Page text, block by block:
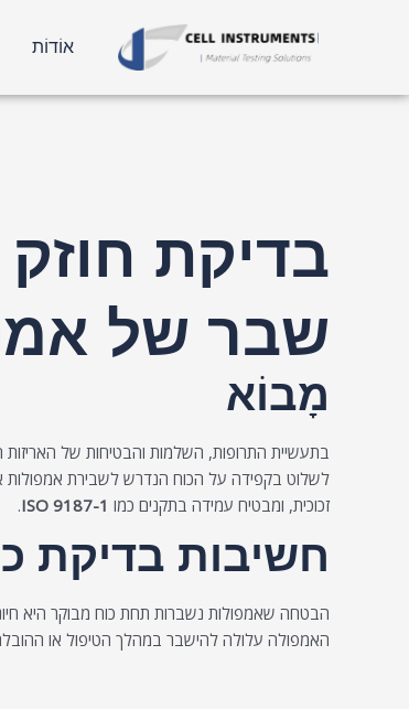
אוֹדוֹת
שבר של
מָבוֹא
בתעשיית התרופות, השלמות והבטיחות של האריזות
לשלוט בקפידה על הכוח הנדרש לשבירת אמפולות
זכוכית, ומבטיח עמידה בתקנים כמו ISO 9187-1
.
חשיבות בדיקת
הבטחה שאמפולות נשברות תחת כוח מבוקר היא
האמפולה עלולה להישבר במהלך הטיפול או